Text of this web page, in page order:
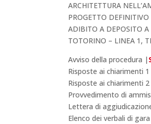
ARCHITETTURA
PROGETTO
ADIBITO A DEPOSITO
TOTORINO – LINEA 1,
Avviso della procedura |
Risposte ai chiarimenti 1
Risposte ai chiarimenti 2
Provvedimento di
Lettera di
Elenco dei verbali di